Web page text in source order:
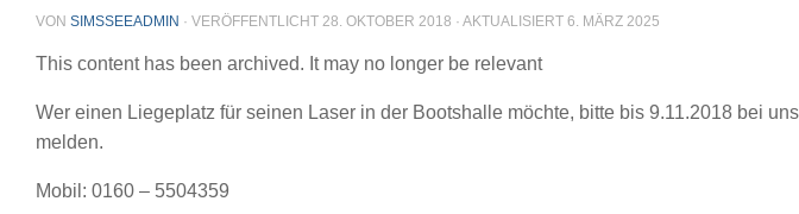
VON SIMSSEEADMIN · VERÖFFENTLICHT 28. OKTOBER 2018 · AKTUALISIERT 6. MÄRZ 2025
This content has been archived. It may no longer be relevant
Wer einen Liegeplatz für seinen Laser in der Bootshalle möchte, bitte bis 9.11.2018 bei
melden.
Mobil: 0160 – 5504359